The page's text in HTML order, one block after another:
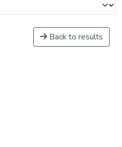
Back to results